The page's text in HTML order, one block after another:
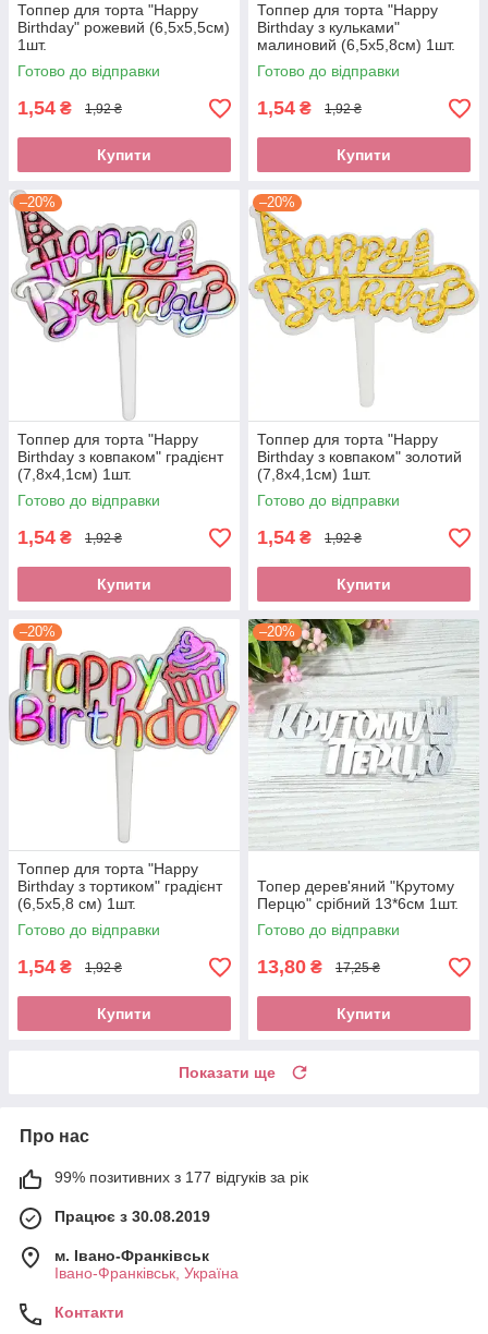
Топпер для торта "Happy
Birthday" рожевий (6,5х5,5см)
1шт.
Готово до відправки
1,54 ₴ 1,92 ₴
Купити
Топпер для торта "Happy
Birthday з кульками"
малиновий (6,5х5,8см) 1шт.
Готово до відправки
1,54 ₴ 1,92 ₴
Купити
–20%
Топпер для торта "Happy
Birthday з ковпаком" градієнт
(7,8х4,1см) 1шт.
Готово до відправки
1,54 ₴ 1,92 ₴
Купити
–20%
Топпер для торта "Happy
Birthday з ковпаком" золотий
(7,8х4,1см) 1шт.
Готово до відправки
1,54 ₴ 1,92 ₴
Купити
–20%
Топпер для торта "Happy
Birthday з тортиком" градієнт
(6,5х5,8 см) 1шт.
Готово до відправки
1,54 ₴ 1,92 ₴
Купити
–20%
Топер дерев'яний "Крутому
Перцю" срібний 13*6см 1шт.
Готово до відправки
13,80 ₴ 17,25 ₴
Купити
Показати ще
Про нас
99% позитивних з 177 відгуків за рік
Працює з 30.08.2019
м. Івано-Франківськ
Івано-Франківськ, Україна
Контакти